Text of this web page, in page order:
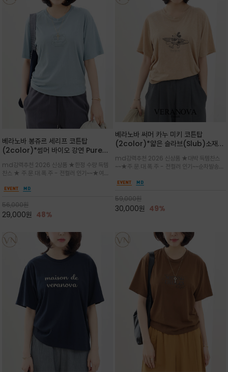
베라노바 봉쥬르 세리프 코튼탑
(2color)*썸머 바이오 강연 Pure
성적인 프랑스어 수식어를 조합
md강력추천 2026 신상품 ★한정 수량 득템
찬스 ★ 주.문.대.폭.주 - 전컬러 인기~~★여름
여유로운 감성/피부에 닿는 순간 기분 좋은 청량
56,000원
29,000원 48%
베라노바 써머 카누 미키 코튼탑
(2color)*얇은 슬라브(Slub)소재
하며, 몸에 잘 달라붙지 않아 쾌적
md강력추천 2026 신상품 ★대박 득템찬스
~~★주.문.대.폭.주 - 전컬러 인기~~순차발송중
드롭숄더 핏과 부드러운 라운드넥이 편안하며, 앞
다.
59,000원
30,000원 49%